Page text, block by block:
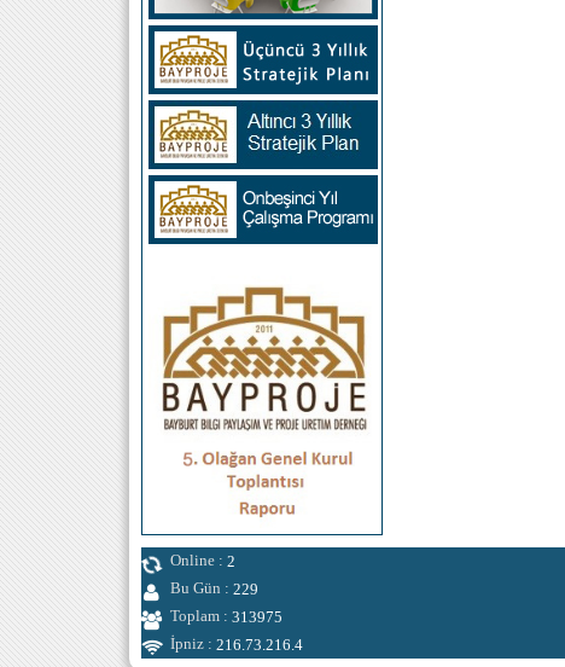
Online : 2
Bu Gün : 229
Toplam : 313975
İpniz : 216.73.216.4